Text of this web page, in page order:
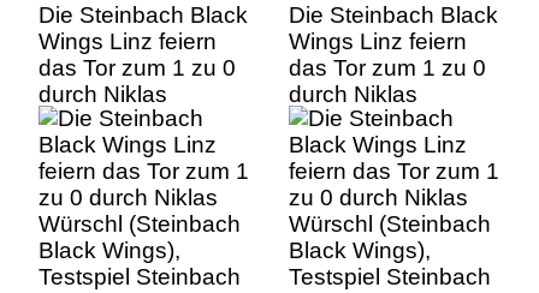
Die Steinbach Black
Wings Linz feiern
das Tor zum 1 zu 0
durch Niklas
Würschl (Steinbach
Black Wings),
Testspiel Steinbach
Black Wings Linz vs
EC Bad Nauheim,
Linz AG Eisarena,
pre season
Die Steinbach Black
Wings Linz feiern
das Tor zum 1 zu 0
durch Niklas
Würschl (Steinbach
Black Wings),
Testspiel Steinbach
Black Wings Linz vs
EC Bad Nauheim,
Linz AG Eisarena,
pre season